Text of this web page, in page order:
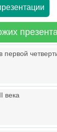
первой
века